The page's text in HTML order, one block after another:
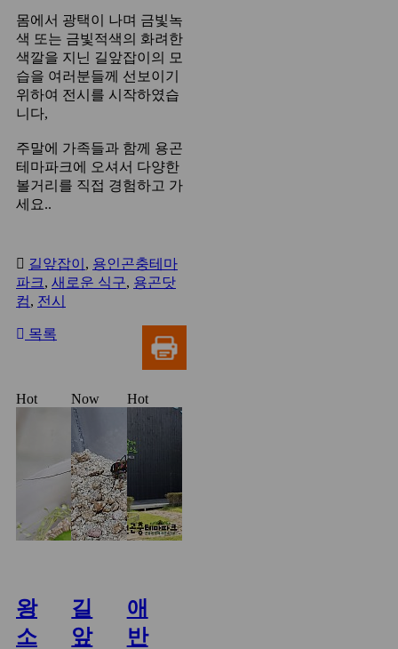
몸에서 광택이 나며 금빛녹
색 또는 금빛적색의 화려한
색깔을 지닌 길앞잡이의 모
습을 여러분들께 선보이기
위하여 전시를 시작하였습
니다,
주말에 가족들과 함께 용곤
테마파크에 오셔서 다양한
볼거리를 직접 경험하고 가
세요..
길앞잡이 , 용인곤충테마
파크, 새로운 식구, 용곤닷
컴, 전시
목록
Hot
왕
소
Now
길
앞
Hot
애
반